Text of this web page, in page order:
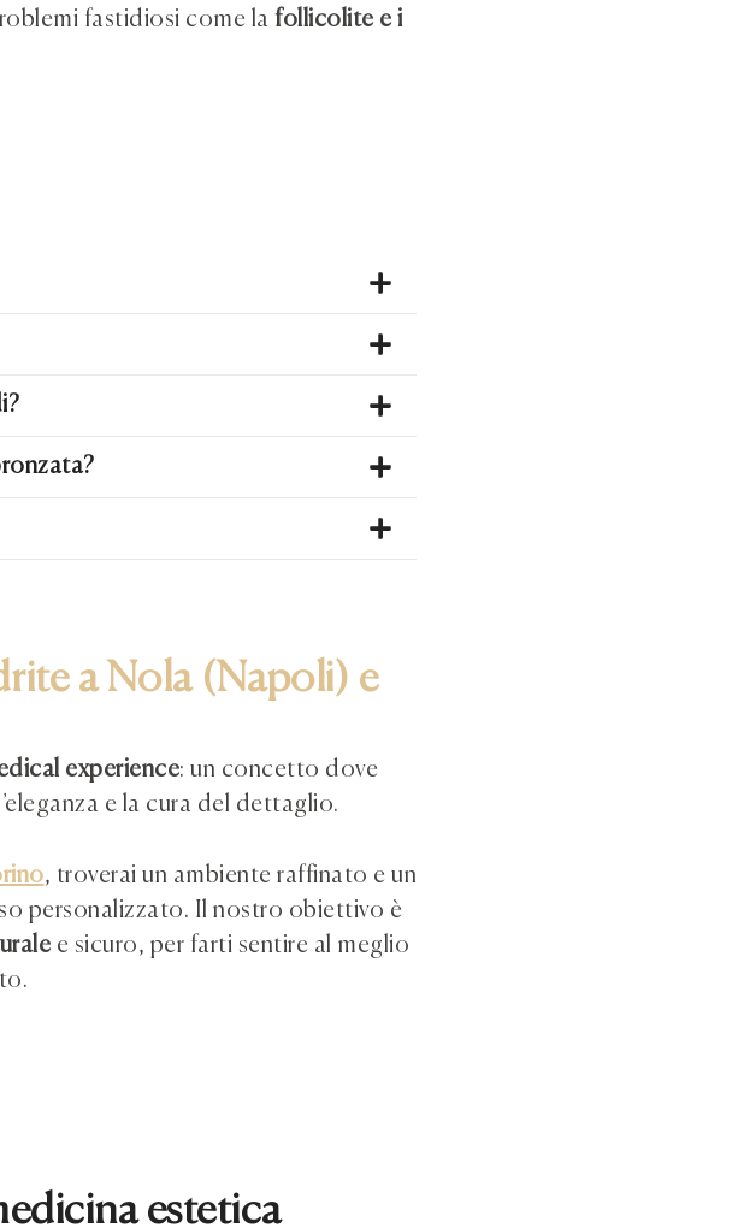
fastidiosi come la follicolite e i
a Nola (Napoli) e
experience: un concetto dove
e la cura del dettaglio.
, troverai un ambiente raffinato e un
personalizzato. Il nostro obiettivo è
e sicuro, per farti sentire al meglio
estetica